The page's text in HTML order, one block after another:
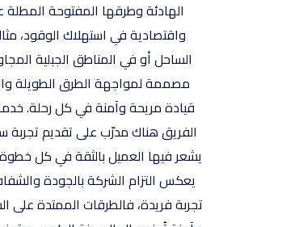
الهادئة وطرقها المفتوحة المطلة
واقتصادية في استهلاك الوقود،
مصممة لمواجهة الطرق الطويلة
قيادة مريحة وآمنة في كل رحلة.
الفريق هناك مدرّب على تقديم تجربة
يشعر فيها العميل بالثقة في كل خطوة.
يعكس التزام الشركة بالجودة
تجربة فريدة، فالطرقات الممتدة على